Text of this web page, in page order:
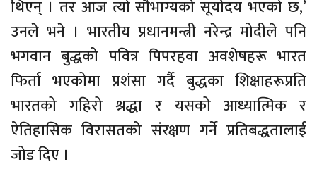
थिएन् । तर आज त्यो सौभाग्यको सूर्योदय भएको छ,’
उनले भने । भारतीय प्रधानमन्त्री नरेन्द्र मोदीले पनि
भगवान बुद्धको पवित्र पिपरहवा अवशेषहरू भारत
फिर्ता भएकोमा प्रशंसा गर्दै बुद्धका शिक्षाहरूप्रति
भारतको गहिरो श्रद्धा र यसको आध्यात्मिक र
ऐतिहासिक विरासतको संरक्षण गर्ने प्रतिबद्धतालाई
जोड दिए ।